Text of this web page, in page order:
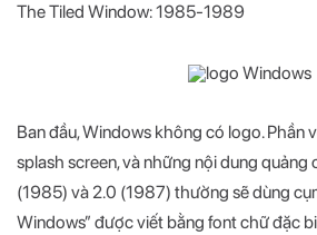
The Tiled Window: 1985-1989
Ban đầu, Windows không có logo. Phần
splash screen, và những nội dung quảng
(1985) và 2.0 (1987) thường sẽ dùng
Windows” được viết bằng font chữ đặc